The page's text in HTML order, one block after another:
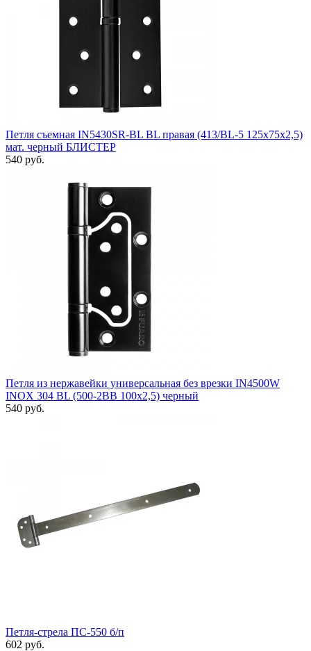
Петля съемная IN5430SR-BL BL правая (413/BL-5 125x75x2,5)
мат. черный БЛИСТЕР
540 руб.
Петля из нержавейки универсальная без врезки IN4500W
INOX 304 BL (500-2BB 100x2,5) черный
540 руб.
Петля-стрела ПС-550 б/п
602 руб.